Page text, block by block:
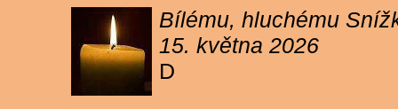
Bílému, hluchému
15. května 2026
D